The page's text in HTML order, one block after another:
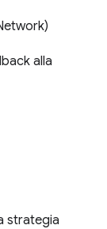
alla
strategia